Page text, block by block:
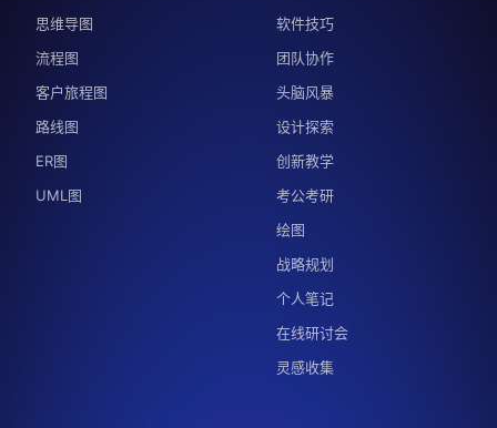
思维导图
流程图
客户旅程图
路线图
ER图
UML图
软件技巧
团队协作
头脑风暴
设计探索
创新教学
考公考研
绘图
战略规划
个人笔记
在线研讨会
灵感收集